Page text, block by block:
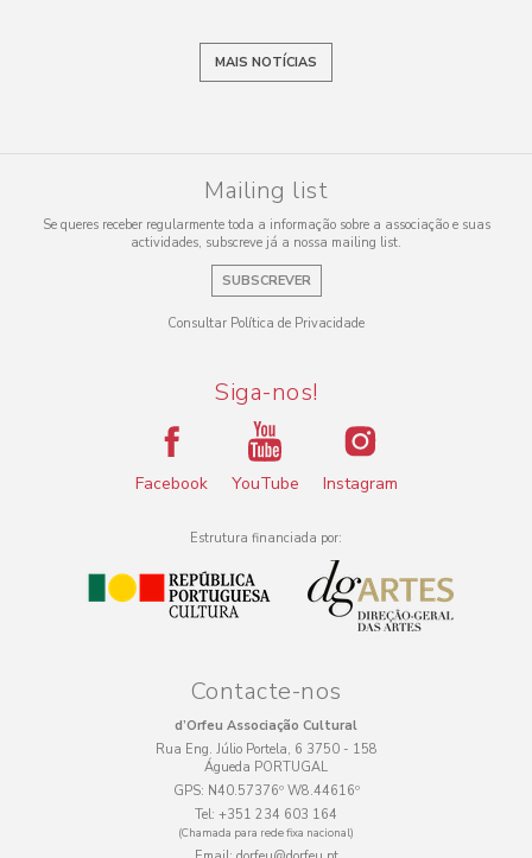
MAIS NOTÍCIAS
Mailing list
Se queres receber regularmente toda a informação sobre a associação e suas
actividades, subscreve já a nossa mailing list.
SUBSCREVER
Consultar Política de Privacidade
Siga-nos!
Facebook YouTube Instagram
Estrutura financiada por:
Contacte-nos
d’Orfeu Associação Cultural
Rua Eng. Júlio Portela, 6 3750 - 158
Águeda PORTUGAL
GPS: N40.57376º W8.44616º
Tel: +351 234 603 164
(Chamada para rede fixa nacional)